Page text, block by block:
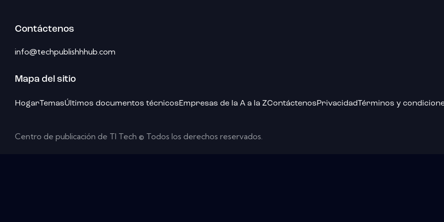
Contáctenos
info@techpublishhhub.com
Mapa del sitio
HogarTemasÚltimos documentos técnicosEmpresas de la A a la ZContáctenosPrivacidadTérminos y
Centro de publicación de TI Tech © Todos los derechos reservados.